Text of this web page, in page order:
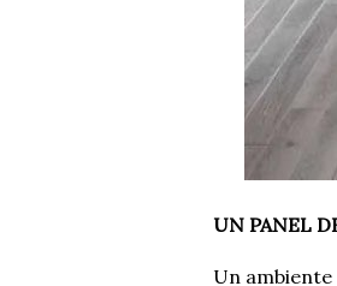
UN PANEL
Un